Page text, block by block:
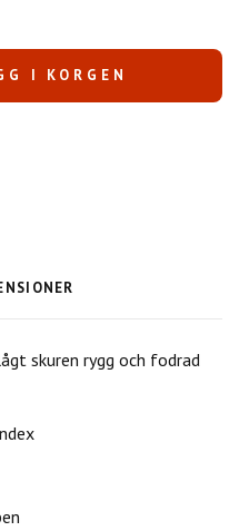
I KORGEN
skuren rygg och fodrad